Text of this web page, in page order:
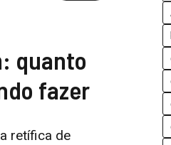
quanto
fazer
retífica de